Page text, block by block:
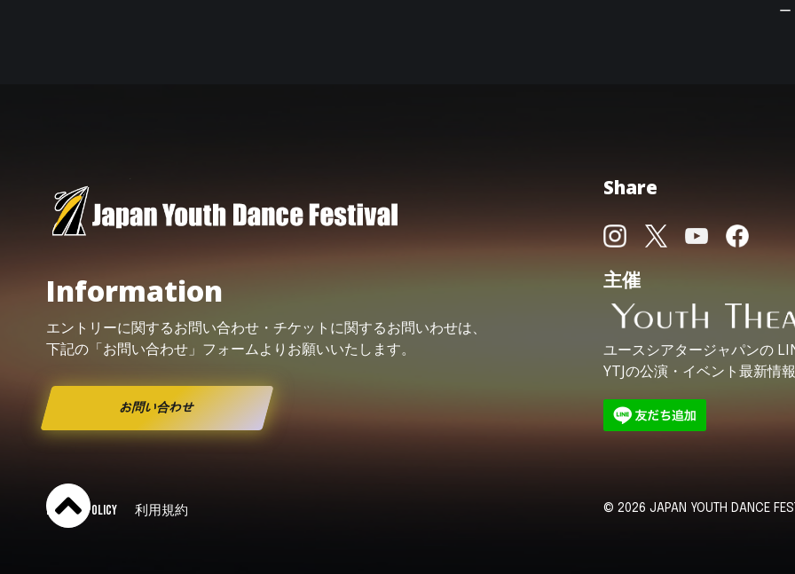
Information
エントリーに関するお問い合わせ・ チケット に関するお問いわせは、
下記の「お問い合わせ」フォームよりお願いいたします。
お問い合わせ
Share
主催
ユースシアタージャパンの
YTJの公演・イベント最新情
PRIVACY POLICY 利用規約 © 2026 JAPAN YOUTH DANCE